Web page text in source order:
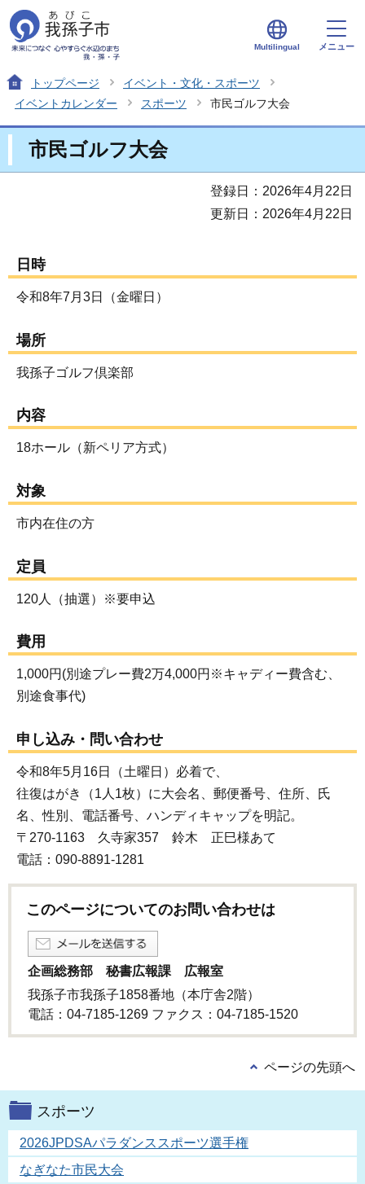
Multilingual メニュー
トップページ
イベント・文化・スポーツ
イベントカレンダー
スポーツ 市民ゴルフ大会
市民ゴルフ大会
登録日：2026年4月22日
更新日：2026年4月22日
日時
令和8年7月3日（金曜日）
場所
我孫子ゴルフ倶楽部
内容
18ホール（新ペリア方式）
対象
市内在住の方
定員
120人（抽選）※要申込
費用
1,000円(別途プレー費2万4,000円※キャディー費含む、
別途食事代)
申し込み・問い合わせ
令和8年5月16日（土曜日）必着で、
往復はがき（1人1枚）に大会名、郵便番号、住所、氏
名、性別、電話番号、ハンディキャップを明記。
〒270-1163 久寺家357 鈴木 正巳様あて
電話：090-8891-1281
このページについてのお問い合わせは
企画総務部 秘書広報課 広報室
我孫子市我孫子1858番地（本庁舎2階）
電話：04-7185-1269 ファクス：04-7185-1520
ページの先頭へ
スポーツ
2026JPDSAパラダンススポーツ選手権
なぎなた市民大会